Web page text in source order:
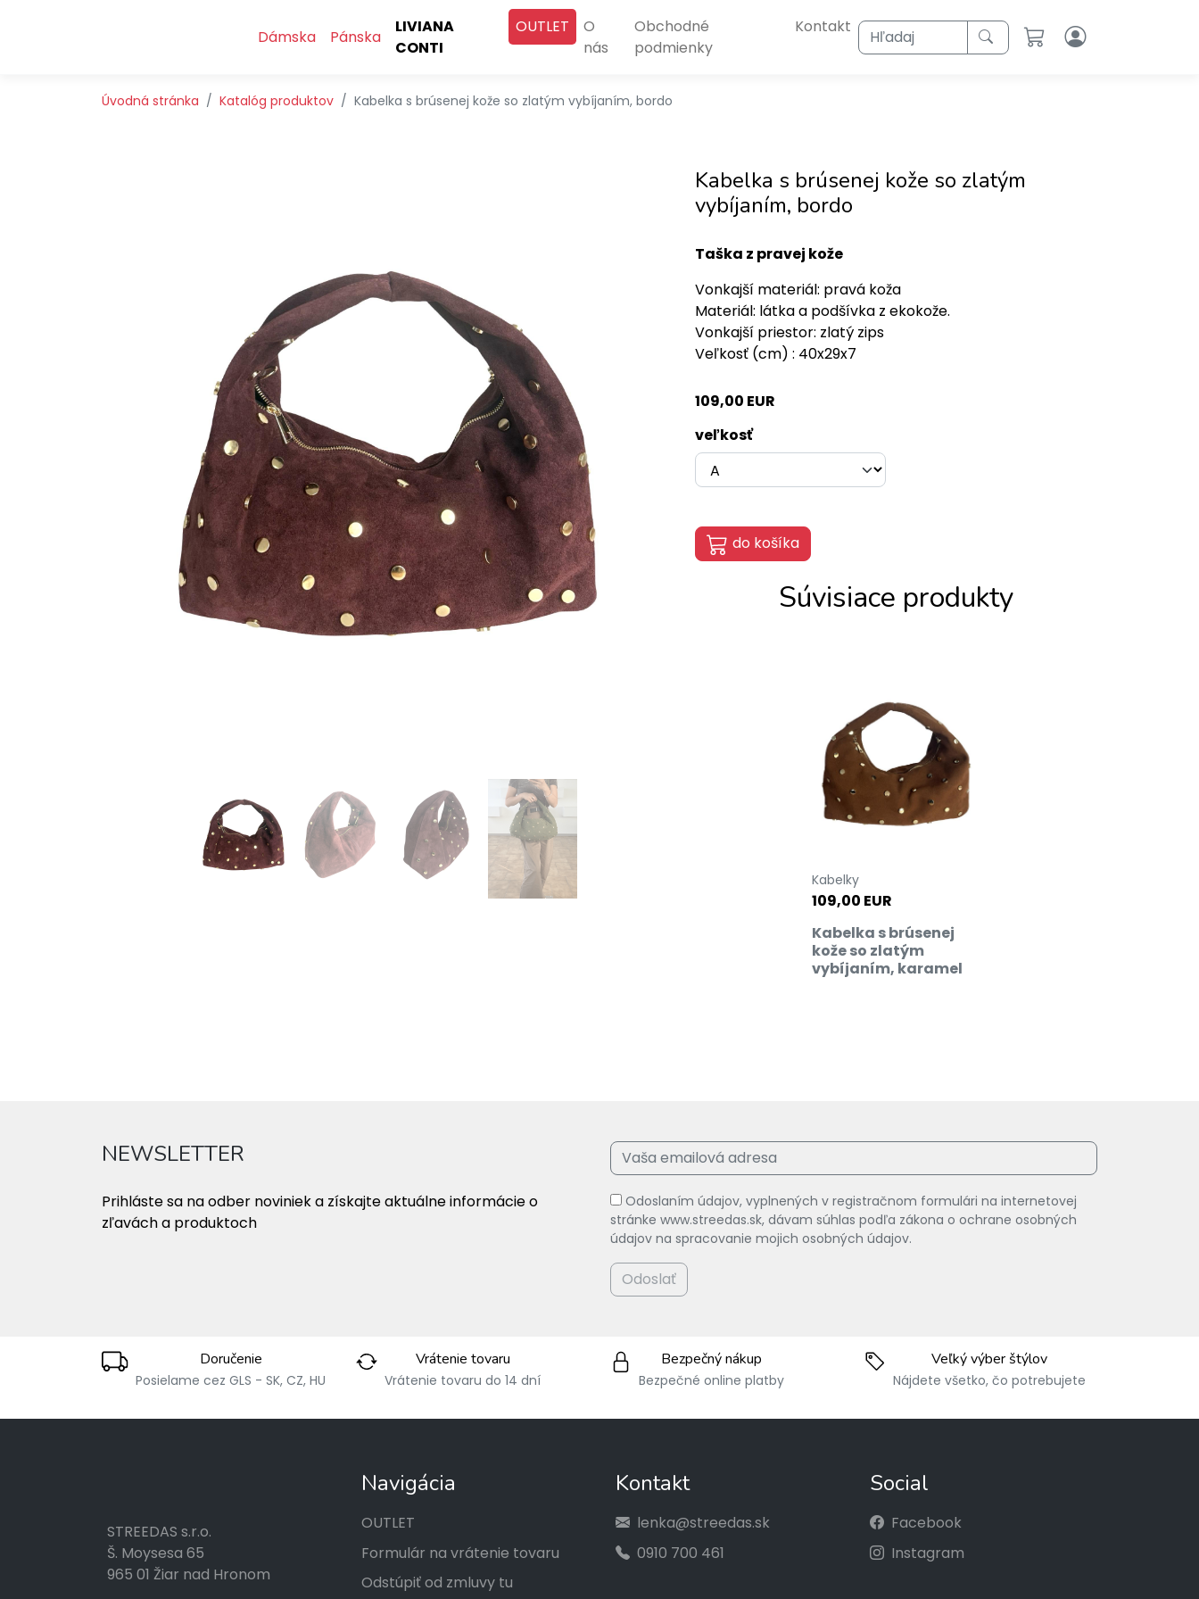
Dámska
Pánska
LIVIANA
CONTI
OUTLET
O
nás
Obchodné
podmienky
Kontakt Hľadaj
Úvodná stránka Katalóg produktov Kabelka s brúsenej kože so zlatým vybíjaním, bordo
Kabelka s brúsenej kože so zlatým
vybíjaním, bordo
Taška z pravej kože
Vonkajší materiál: pravá koža
Materiál: látka a podšívka z ekokože.
Vonkajší priestor: zlatý zips
Veľkosť (cm) : 40x29x7
109,00 EUR
veľkosť
do košíka
Súvisiace produkty
Kabelky
109,00 EUR
Kabelka s brúsenej
kože so zlatým
vybíjaním, karamel
NEWSLETTER
Prihláste sa na odber noviniek a získajte aktuálne informácie o
zľavách a produktoch
Odoslaním údajov, vyplnených v registračnom formulári na internetovej
stránke www.streedas.sk, dávam súhlas podľa zákona o ochrane osobných
údajov na spracovanie mojich osobných údajov.
Odoslať
Doručenie
Posielame cez GLS - SK, CZ, HU
Vrátenie tovaru
Vrátenie tovaru do 14 dní
Bezpečný nákup
Bezpečné online platby
Veľký výber štýlov
Nájdete všetko, čo potrebujete
STREEDAS s.r.o.
Š. Moysesa 65
965 01 Žiar nad Hronom
Navigácia
OUTLET
Formulár na vrátenie tovaru
Odstúpiť od zmluvy tu
Kontakt
lenka@streedas.sk
0910 700 461
Social
Facebook
Instagram